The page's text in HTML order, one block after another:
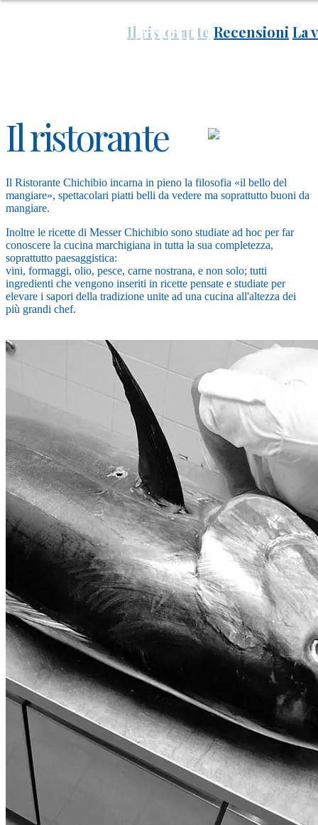
Il ristorante Recensioni La
Il ristorante
Il Ristorante Chichibio incarna in pieno la filosofia «il bello del
mangiare», spettacolari piatti belli da vedere ma soprattutto buoni da
mangiare.
Inoltre le ricette di Messer Chichibio sono studiate ad hoc per far
conoscere la cucina marchigiana in tutta la sua completezza,
soprattutto paesaggistica:
vini, formaggi, olio, pesce, carne nostrana, e non solo; tutti
ingredienti che vengono inseriti in ricette pensate e studiate per
elevare i sapori della tradizione unite ad una cucina all'altezza dei
più grandi chef.